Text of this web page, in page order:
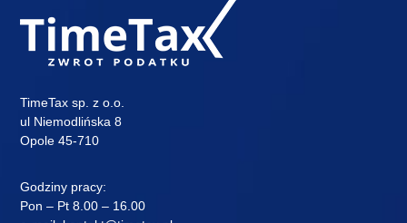
TimeTax sp. z o.o.
ul Niemodlińska 8
Opole 45-710
Godziny pracy:
Pon – Pt 8.00 – 16.00